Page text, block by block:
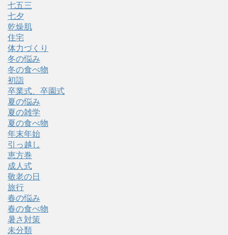
七五三
七夕
乾燥肌
住宅
体力づくり
冬の悩み
冬の食べ物
初詣
卒業式、卒園式
夏の悩み
夏の雑学
夏の食べ物
年末年始
引っ越し
恵方巻
成人式
敬老の日
旅行
春の悩み
春の食べ物
暑さ対策
未分類